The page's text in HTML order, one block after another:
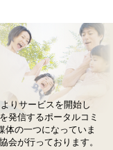
りサービスを開始し
発信するポータルコミ
体の一つになっていま
会が行っております。